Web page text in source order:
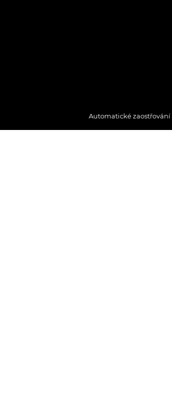
Automatické zaostřování